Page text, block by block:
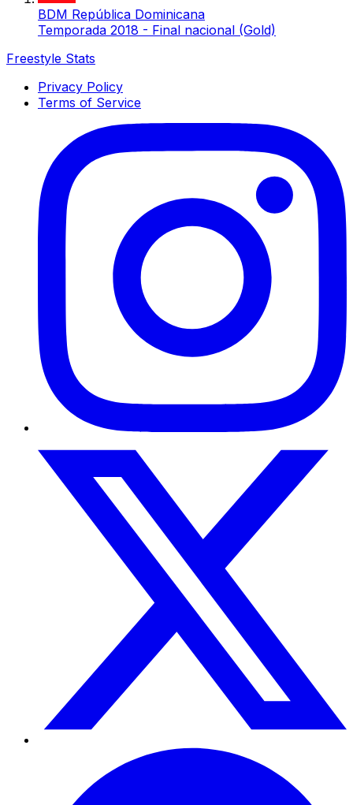
BDM República Dominicana
Temporada 2018 - Final nacional (Gold)
Freestyle Stats
Privacy Policy
Terms of Service